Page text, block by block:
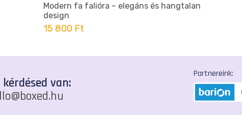
Modern fa falióra – elegáns és hangtalan
design
15 800 Ft
kérdésed van:
Partnereink: